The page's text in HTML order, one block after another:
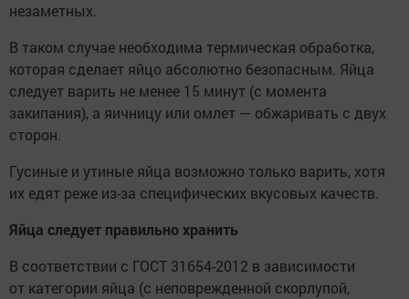
незаметных.
В таком случае необходима термическая обработка,
которая сделает яйцо абсолютно безопасным. Яйца
следует варить не менее 15 минут (с момента
закипания), а яичницу или омлет — обжаривать с двух
сторон.
Гусиные и утиные яйца возможно только варить, хотя
их едят реже из-за специфических вкусовых качеств.
Яйца следует правильно хранить
В соответствии с ГОСТ 31654-2012 в зависимости
от категории яйца (с неповрежденной скорлупой,